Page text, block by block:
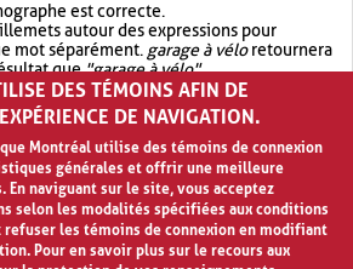
est correcte.
autour des expressions pour
mot séparément. garage à véloretournera
que"garage à vélo".
votre recherche avec OR.garage OR vélo
plus de résultat quegarage à vélo
DES TÉMOINS AFIN DE
DE NAVIGATION.
Montréal utilise des témoins de connexion
générales et offrir une meilleure
En naviguant sur le site, vous acceptez
selon les modalités spécifiées aux conditions
refuser les témoins de connexion en modifiant
Pour en savoir plus sur le recours aux